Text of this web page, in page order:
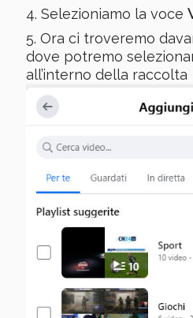
Selezioniamo la voce
Ora ci troveremo
dove potremo
all’interno della raccolta